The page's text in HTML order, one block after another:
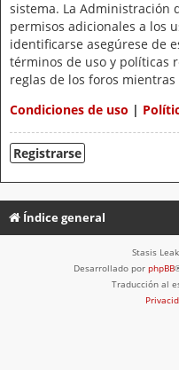
sistema. La Administración
permisos adicionales a los
identificarse asegúrese de
términos de uso y políticas
reglas de los foros
Condiciones de uso |
Registrarse
Índice general
Stasis
Desarrollado por phpBB
Traducción al